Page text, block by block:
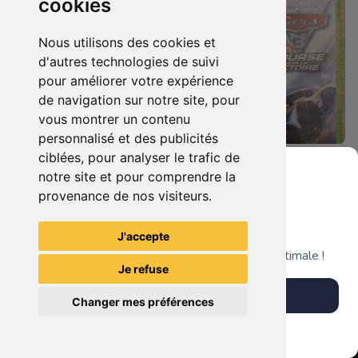
cookies
Nous utilisons des cookies et
d'autres technologies de suivi
pour améliorer votre expérience
de navigation sur notre site, pour
vous montrer un contenu
personnalisé et des publicités
ciblées, pour analyser le trafic de
notre site et pour comprendre la
provenance de nos visiteurs.
J'accepte
Je refuse
Changer mes préférences
19.90 € 0
Castlevania : Lords Of Shadow Xbox 360
19.90 €
TheGamingR83
Grenier du Geek
Télécharge notre app pour une expérience optimale !
Télécharger l'app